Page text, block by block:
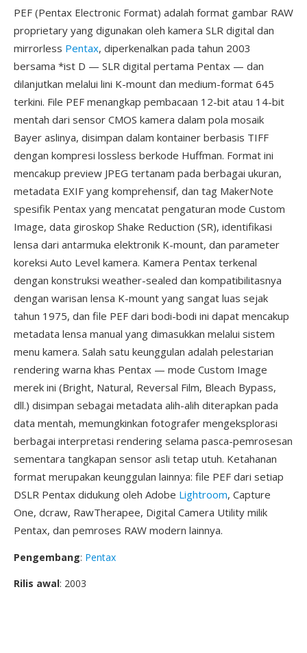
PEF (Pentax Electronic Format) adalah format gambar RAW
proprietary yang digunakan oleh kamera SLR digital dan
mirrorless Pentax, diperkenalkan pada tahun 2003
bersama *ist D — SLR digital pertama Pentax — dan
dilanjutkan melalui lini K-mount dan medium-format 645
terkini. File PEF menangkap pembacaan 12-bit atau 14-bit
mentah dari sensor CMOS kamera dalam pola mosaik
Bayer aslinya, disimpan dalam kontainer berbasis TIFF
dengan kompresi lossless berkode Huffman. Format ini
mencakup preview JPEG tertanam pada berbagai ukuran,
metadata EXIF yang komprehensif, dan tag MakerNote
spesifik Pentax yang mencatat pengaturan mode Custom
Image, data giroskop Shake Reduction (SR), identifikasi
lensa dari antarmuka elektronik K-mount, dan parameter
koreksi Auto Level kamera. Kamera Pentax terkenal
dengan konstruksi weather-sealed dan kompatibilitasnya
dengan warisan lensa K-mount yang sangat luas sejak
tahun 1975, dan file PEF dari bodi-bodi ini dapat mencakup
metadata lensa manual yang dimasukkan melalui sistem
menu kamera. Salah satu keunggulan adalah pelestarian
rendering warna khas Pentax — mode Custom Image
merek ini (Bright, Natural, Reversal Film, Bleach Bypass,
dll.) disimpan sebagai metadata alih-alih diterapkan pada
data mentah, memungkinkan fotografer mengeksplorasi
berbagai interpretasi rendering selama pasca-pemrosesan
sementara tangkapan sensor asli tetap utuh. Ketahanan
format merupakan keunggulan lainnya: file PEF dari setiap
DSLR Pentax didukung oleh Adobe Lightroom, Capture
One, dcraw, RawTherapee, Digital Camera Utility milik
Pentax, dan pemroses RAW modern lainnya.
Pengembang: Pentax
Rilis awal: 2003